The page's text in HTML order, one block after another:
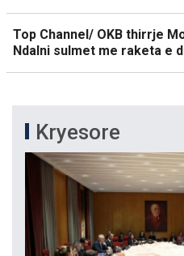
Top Channel/ OKB thirrje
Ndalni sulmet me raketa e
Kryesore